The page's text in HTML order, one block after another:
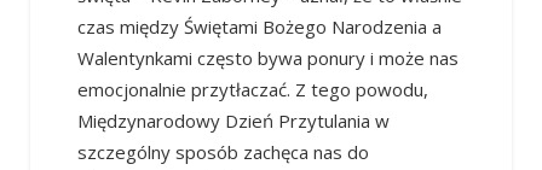
czas między Świętami Bożego Narodzenia a
Walentynkami często bywa ponury i może nas
emocjonalnie przytłaczać. Z tego powodu,
Międzynarodowy Dzień Przytulania w
szczególny sposób zachęca nas do